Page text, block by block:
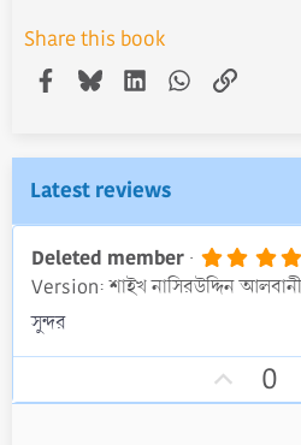
Share this book
Facebook
BlueskyLinkedInWhatsApp
Link
Latest reviews
Deleted member
Version: শাইখ নাসিরউদ্দিন
সুন্দর
p
0